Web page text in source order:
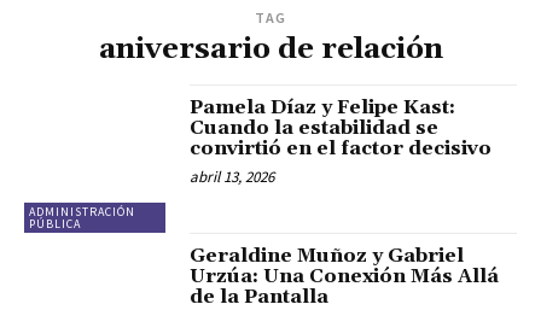
TAG
aniversario de relación
ADMINISTRACIÓN
PÚBLICA
Pamela Díaz y Felipe Kast:
Cuando la estabilidad se
convirtió en el factor decisivo
abril 13, 2026
Geraldine Muñoz y Gabriel
Urzúa: Una Conexión Más Allá
de la Pantalla